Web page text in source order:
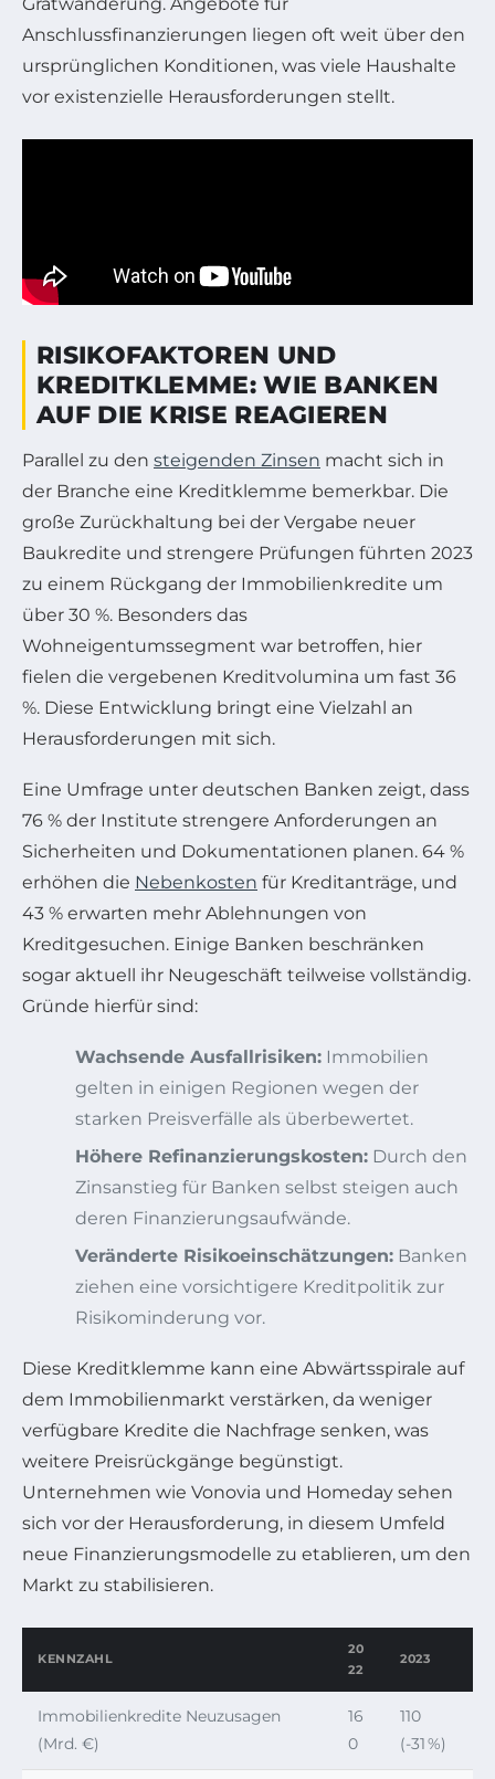
Anschlussfinanzierungen liegen oft weit über den
ursprünglichen Konditionen, was viele Haushalte
vor existenzielle Herausforderungen stellt.
RISIKOFAKTOREN UND
KREDITKLEMME: WIE BANKEN
AUF DIE KRISE REAGIEREN
Parallel zu den steigenden Zinsen macht sich in
der Branche eine Kreditklemme bemerkbar. Die
große Zurückhaltung bei der Vergabe neuer
Baukredite und strengere Prüfungen führten 2023
zu einem Rückgang der Immobilienkredite um
über 30 %. Besonders das
Wohneigentumssegment war betroffen, hier
fielen die vergebenen Kreditvolumina um fast 36
%. Diese Entwicklung bringt eine Vielzahl an
Herausforderungen mit sich.
Eine Umfrage unter deutschen Banken zeigt, dass
76 % der Institute strengere Anforderungen an
Sicherheiten und Dokumentationen planen. 64 %
erhöhen die Nebenkosten für Kreditanträge, und
43 % erwarten mehr Ablehnungen von
Kreditgesuchen. Einige Banken beschränken
sogar aktuell ihr Neugeschäft teilweise vollständig.
Gründe hierfür sind:
Wachsende Ausfallrisiken: Immobilien
gelten in einigen Regionen wegen der
starken Preisverfälle als überbewertet.
Höhere Refinanzierungskosten: Durch den
Zinsanstieg für Banken selbst steigen auch
deren Finanzierungsaufwände.
Veränderte Risikoeinschätzungen: Banken
ziehen eine vorsichtigere Kreditpolitik zur
Risikominderung vor.
Diese Kreditklemme kann eine Abwärtsspirale auf
dem Immobilienmarkt verstärken, da weniger
verfügbare Kredite die Nachfrage senken, was
weitere Preisrückgänge begünstigt.
Unternehmen wie Vonovia und Homeday sehen
sich vor der Herausforderung, in diesem Umfeld
neue Finanzierungsmodelle zu etablieren, um den
Markt zu stabilisieren.
KENNZAHL
20
22
2023
Immobilienkredite Neuzusagen
(Mrd. €)
16
0
110
(-31 %)